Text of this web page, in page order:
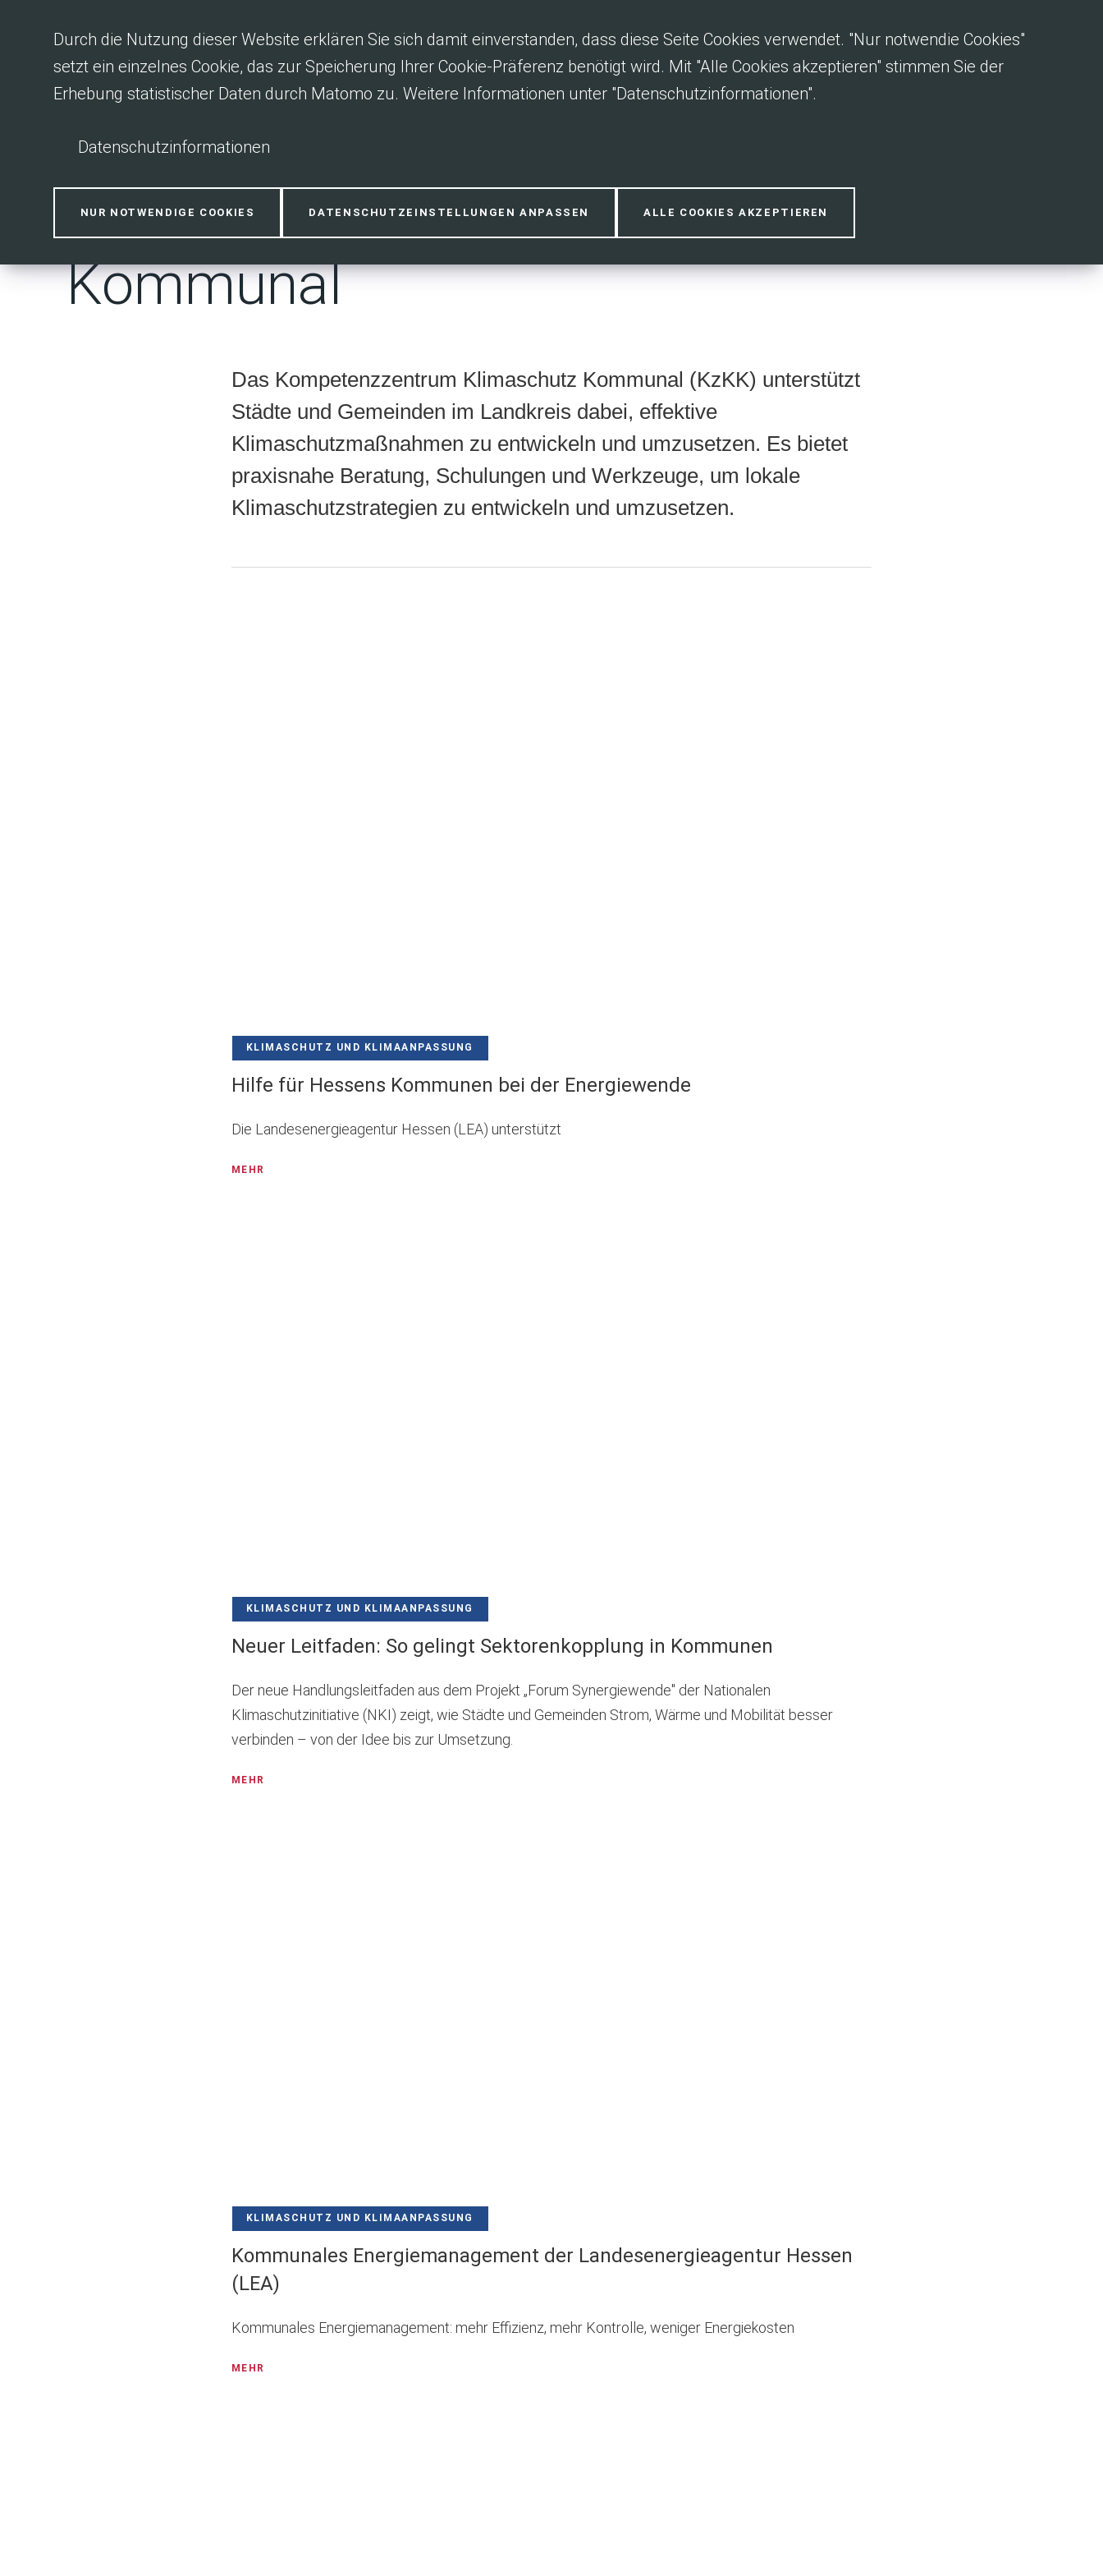
Durch die Nutzung dieser Website erklären Sie sich damit einverstanden, dass diese Seite Cookies verwendet. "Nur notwendie Cookies"
setzt ein einzelnes Cookie, das zur Speicherung Ihrer Cookie-Präferenz benötigt wird. Mit "Alle Cookies akzeptieren" stimmen Sie der
Erhebung statistischer Daten durch Matomo zu. Weitere Informationen unter "Datenschutzinformationen".
Datenschutzinformationen
NUR NOTWENDIGE COOKIES DATENSCHUTZEINSTELLUNGEN ANPASSEN ALLE COOKIES AKZEPTIEREN
Kompetenzzentrum Klimaschutz
Kommunal
Das Kompetenzzentrum Klimaschutz Kommunal (KzKK) unterstützt
Städte und Gemeinden im Landkreis dabei, effektive
Klimaschutzmaßnahmen zu entwickeln und umzusetzen. Es bietet
praxisnahe Beratung, Schulungen und Werkzeuge, um lokale
Klimaschutzstrategien zu entwickeln und umzusetzen.
KLIMASCHUTZ UND KLIMAANPASSUNG
Hilfe für Hessens Kommunen bei der Energiewende
Die Landesenergieagentur Hessen (LEA) unterstützt
MEHR
KLIMASCHUTZ UND KLIMAANPASSUNG
Neuer Leitfaden: So gelingt Sektorenkopplung in Kommunen
Der neue Handlungsleitfaden aus dem Projekt „Forum Synergiewende" der Nationalen
Klimaschutzinitiative (NKI) zeigt, wie Städte und Gemeinden Strom, Wärme und Mobilität besser
verbinden – von der Idee bis zur Umsetzung.
MEHR
KLIMASCHUTZ UND KLIMAANPASSUNG
Kommunales Energiemanagement der Landesenergieagentur Hessen
(LEA)
Kommunales Energiemanagement: mehr Effizienz, mehr Kontrolle, weniger Energiekosten
MEHR